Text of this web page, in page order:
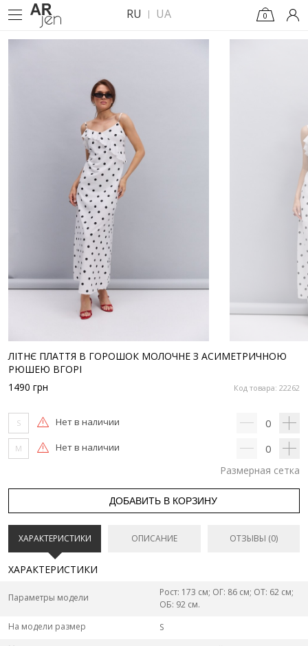
RU UA 0
ЛІТНЄ ПЛАТТЯ В ГОРОШОК МОЛОЧНЕ З АСИМЕТРИЧНОЮ
РЮШЕЮ ВГОРІ
Код товара: 22262
1490 грн
S Нет в наличии 0
M Нет в наличии 0
Размерная сетка
ДОБАВИТЬ В КОРЗИНУ
ХАРАКТЕРИСТИКИ ОПИСАНИЕ ОТЗЫВЫ (0)
ХАРАКТЕРИСТИКИ
Параметры модели
Рост: 173 см; ОГ: 86 см; ОТ: 62 см;
ОБ: 92 см.
На модели размер
S